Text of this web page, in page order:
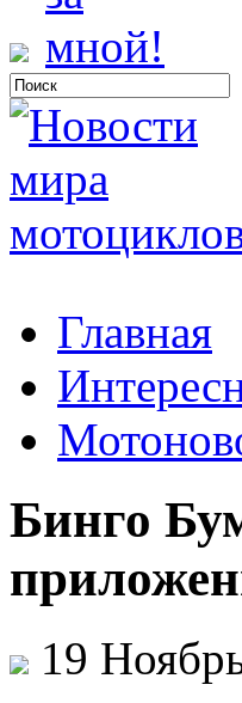
Главная
Бинго
19